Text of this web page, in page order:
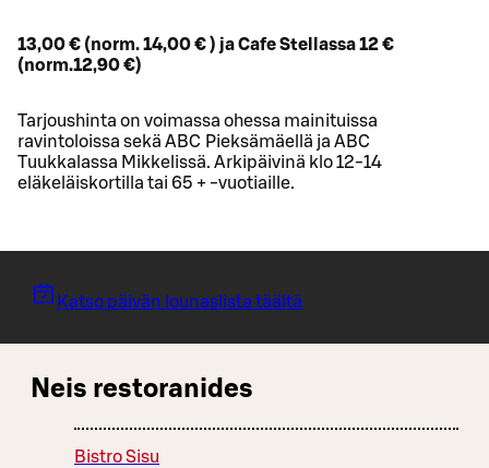
13,00 € (norm. 14,00 € ) ja Cafe Stellassa 12 €
(norm.12,90 €)
Tarjoushinta on voimassa ohessa mainituissa
ravintoloissa sekä ABC Pieksämäellä ja ABC
Tuukkalassa Mikkelissä. Arkipäivinä klo 12-14
eläkeläiskortilla tai 65 + -vuotiaille.
Katso päivän lounaslista täältä
Neis restoranides
Bistro Sisu